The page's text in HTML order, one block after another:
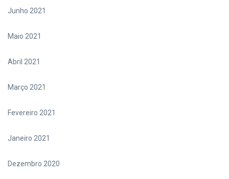
Junho 2021
Maio 2021
Abril 2021
Março 2021
Fevereiro 2021
Janeiro 2021
Dezembro 2020